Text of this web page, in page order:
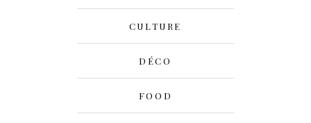
CULTURE
DÉCO
FOOD